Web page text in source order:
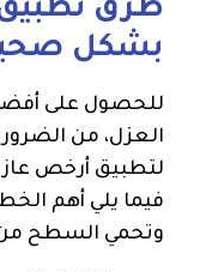
طرق تطبيق
بشكل
للحصول على
العزل، من
لتطبيق أرخص
فيما يلي أهم
وتحمي السطح من